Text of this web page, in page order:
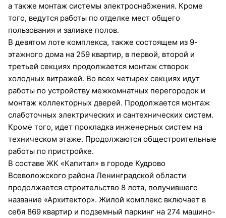
а также монтаж системы электроснабжения. Кроме
того, ведутся работы по отделке мест общего
пользования и заливке полов.
В девятом лоте комплекса, также состоящем из 9-
этажного дома на 259 квартир, в первой, второй и
третьей секциях продолжается монтаж створок
холодных витражей. Во всех четырех секциях идут
работы по устройству межкомнатных перегородок и
монтаж коллекторных дверей. Продолжается монтаж
слаботочных электрических и сантехнических систем.
Кроме того, идет прокладка инженерных систем на
техническом этаже. Продолжаются общестроительные
работы по пристройке.
В составе ЖК «Капитал» в городе Кудрово
Всеволожского района Ленинградской области
продолжается строительство 8 лота, получившего
название «Архитектор». Жилой комплекс включает в
себя 869 квартир и подземный паркинг на 274 машино-